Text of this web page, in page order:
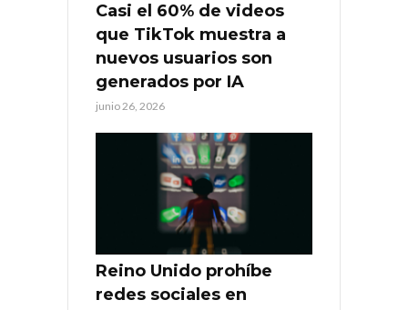
Casi el 60% de videos
que TikTok muestra a
nuevos usuarios son
generados por IA
junio 26, 2026
Reino Unido prohíbe
redes sociales en